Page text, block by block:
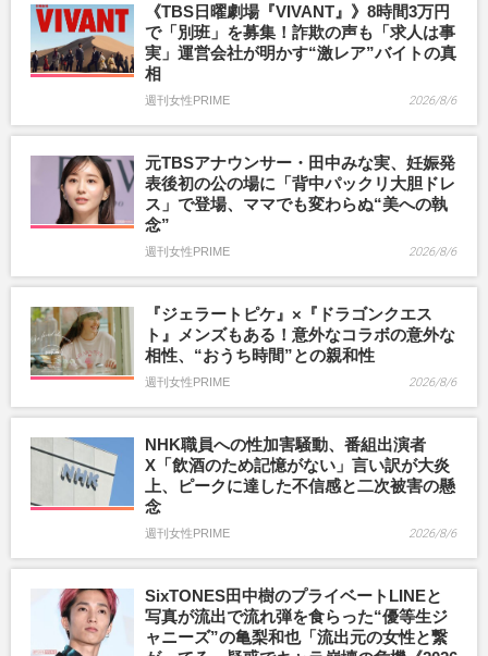
《TBS日曜劇場『VIVANT』》8時間3万円
で「別班」を募集！詐欺の声も「求人は事
実」運営会社が明かす“激レア”バイトの真
相
週刊女性PRIME 2026/8/6
元TBSアナウンサー・田中みな実、妊娠発
表後初の公の場に「背中パックリ大胆ドレ
ス」で登場、ママでも変わらぬ“美への執
念”
週刊女性PRIME 2026/8/6
『ジェラートピケ』×『ドラゴンクエス
ト』メンズもある！意外なコラボの意外な
相性、“おうち時間”との親和性
週刊女性PRIME 2026/8/6
NHK職員への性加害騒動、番組出演者
X「飲酒のため記憶がない」言い訳が大炎
上、ピークに達した不信感と二次被害の懸
念
週刊女性PRIME 2026/8/6
SixTONES田中樹のプライベートLINEと
写真が流出で流れ弾を食らった“優等生ジ
ャニーズ”の亀梨和也「流出元の女性と繋